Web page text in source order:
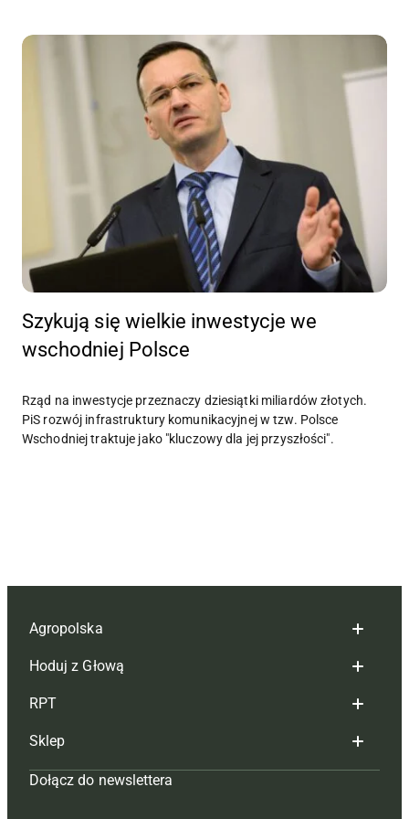
Szykują się wielkie inwestycje we
wschodniej Polsce
Rząd na inwestycje przeznaczy dziesiątki miliardów złotych.
PiS rozwój infrastruktury komunikacyjnej w tzw. Polsce
Wschodniej traktuje jako "kluczowy dla jej przyszłości".
Agropolska
Redakcja
Reklama
Tagi
Mapa serwisu
Hoduj z Głową
Hoduj z głową bydło
Hoduj z głową świnie
Prenumerata
RPT
Redakcja
Prenumerata
Sklep
Czasopisma i prenumerata
Dołącz do newslettera